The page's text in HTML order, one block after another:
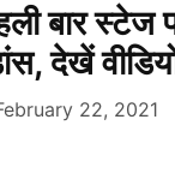
बार स्टेज
देखें
22, 2021